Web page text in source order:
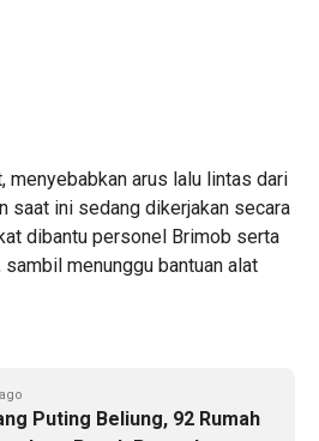
arus lalu lintas dari
saat ini sedang dikerjakan secara
dibantu personel Brimob serta
menunggu bantuan alat
Puting Beliung, 92 Rumah